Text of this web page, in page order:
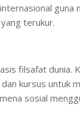
guna
terukur.
filsafat dunia.
kursus untuk
sosial